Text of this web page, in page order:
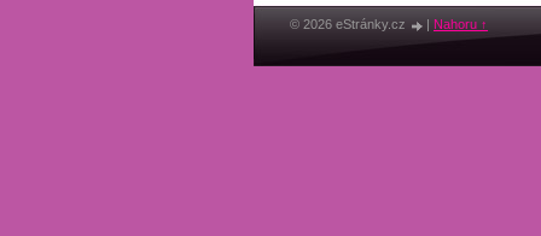
© 2026 eStránky.cz | Nahoru ↑